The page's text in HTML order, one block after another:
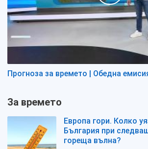
Прогноза за времето | Обедна
За времето
Европа гори. Колко
България при
гореща вълна?